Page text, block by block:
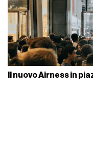
Il nuovo Airness in